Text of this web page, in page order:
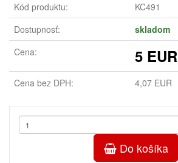
Kód produktu:
KC491
Dostupnosť:
skladom
Cena:
5 EUR
Cena bez DPH: 4,07 EUR
Do košíka